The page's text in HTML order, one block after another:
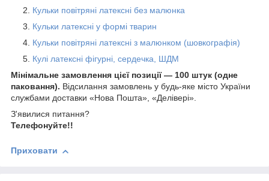
Кульки повітряні латексні без малюнка
Кульки латексні у формі тварин
Кульки повітряні латексні з малюнком (шовкографія)
Кулі латексні фігурні, сердечка, ШДМ
Мінімальне замовлення цієї позиції — 100 штук (одне
паковання). Відсилання замовлень у будь-яке місто України
службами доставки «Нова Пошта», «Делівері».
З'явилися питання?
Телефонуйте!!
Приховати